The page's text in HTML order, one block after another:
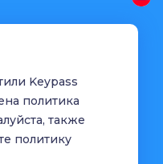
Keypass
политика
также
политику